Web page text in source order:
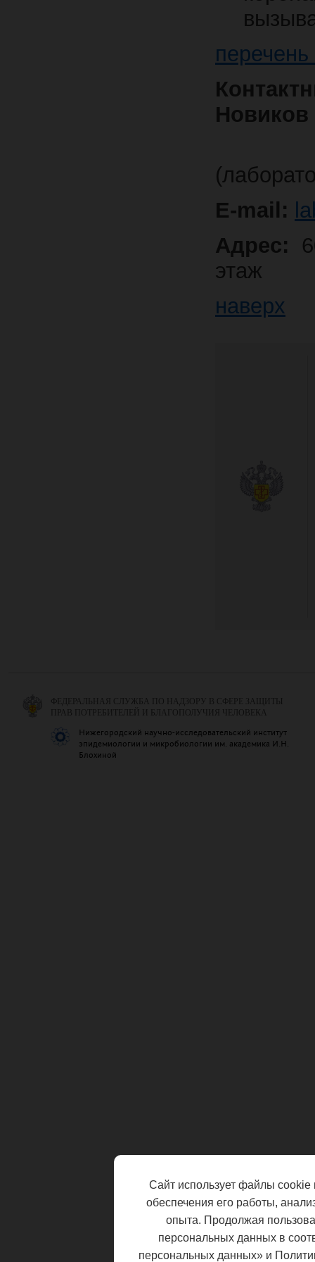
E-mail:
Адрес:
этаж
наверх
ФЕДЕРАЛЬНАЯ СЛУЖБА ПО НАДЗОРУ В СФЕРЕ ЗАЩИТЫ
ПРАВ ПОТРЕБИТЕЛЕЙ И БЛАГОПОЛУЧИЯ ЧЕЛОВЕКА
Нижегородский научно-исследовательский институт
эпидемиологии и микробиологии им. академика И.Н.
Блохиной
Сайт использует файлы cookie
обеспечения его работы,
опыта. Продолжая
персональных данных в
персональных данных» и